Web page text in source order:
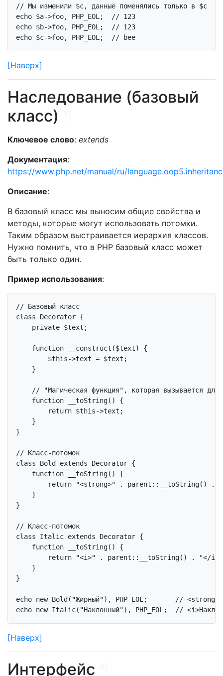
// Мы изменили $c, данные поменялись только в $c
echo $a->foo, PHP_EOL;
// 123
echo $b->foo, PHP_EOL;
// 123
echo $c->foo, PHP_EOL; // bee
[Наверх]
Наследование (базовый
класс)
Ключевое слово: extends
Документация:
https://www.php.net/manual/ru/
Описание:
В базовый класс мы выносим общие свойства и
методы, которые могут использовать потомки.
Таким образом выстраивается иерархия классов.
Нужно помнить, что в PHP базовый класс может
быть только один.
Пример использования:
// Базовый класс
class
Decorator {
private $text;
function __construct ($text)
{
$this->text = $text;
    }
// "Магическая функция", которая вызывается для
function
__toString()
{
return $this->text;
    }
}
// Класс-потомок
class
Bold extends Decorator {
function
__toString()
{
return
"<strong>" . parent ::__toString() .
    }
}
// Класс-потомок
class
Italic extends Decorator {
function
__toString()
{
return
"<i>" . parent ::__toString() .
"</i>"
    }
}
echo new Bold( "Жирный"), PHP_EOL;
//
echo new Italic( "Наклонный"), PHP_EOL; //
[Наверх]
Интерфейс